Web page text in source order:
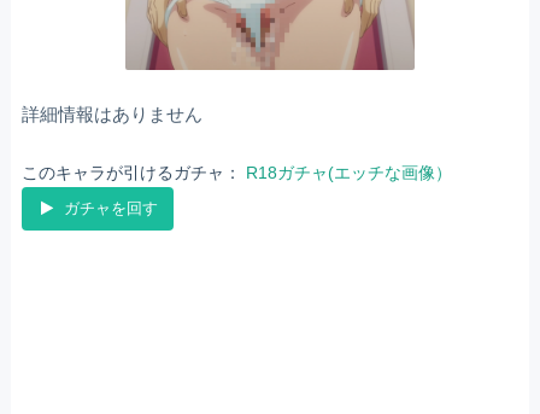
詳細情報はありません
このキャラが引けるガチャ： R18ガチャ(エッチな画像）
ガチャを回す